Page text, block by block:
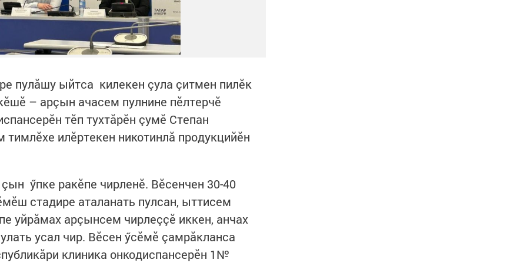
пулăшу ыйтса килекен çула çитмен пилӗк
– арçын ачасем пулнине пӗлтерчӗ
тӗп тухтăрӗн çумӗ Степан
илӗртекен никотинлă продукцийӗн
ӳпке ракӗпе чирленӗ. Вӗсенчен 30-40
стадире аталанать пулсан, ыттисем
уйрăмах арçынсем чирлеççӗ иккен, анчах
усал чир. Вӗсен ӳсӗмӗ çамрăкланса
клиника онкодиспансерӗн 1№